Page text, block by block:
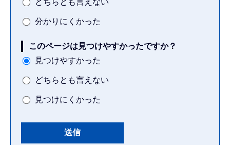
どちらとも言えない
分かりにくかった
このページは見つけやすかったですか？
見つけやすかった
どちらとも言えない
見つけにくかった